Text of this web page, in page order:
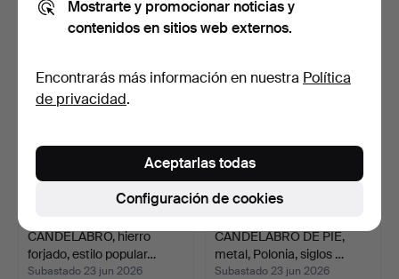
59 USD 59 USD
CANDELABRO, hierro
forjado, estilo popular…
Subastado 23 jun 2026
CANDELABRO DE PIE,
metal, Polonia, siglos …
Subastado 23 jun 2026
Mostrarte y promocionar noticias y
contenidos en sitios web externos.
Encontrarás más información en nuestra Política
de privacidad.
Configuración de cookies
Aceptarlas todas